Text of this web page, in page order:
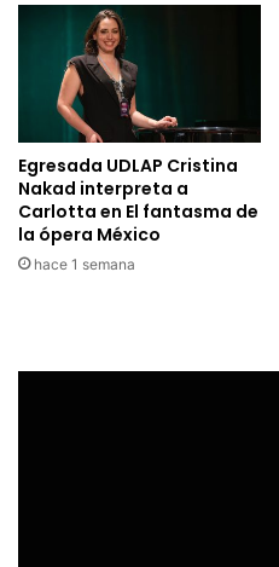
Egresada UDLAP Cristina
Nakad interpreta a
Carlotta en El fantasma de
la ópera México
hace 1 semana